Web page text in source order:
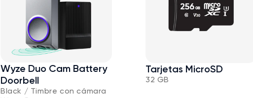
Wyze Duo Cam Battery
Doorbell
Black / Timbre con cámara
Tarjetas MicroSD
32 GB